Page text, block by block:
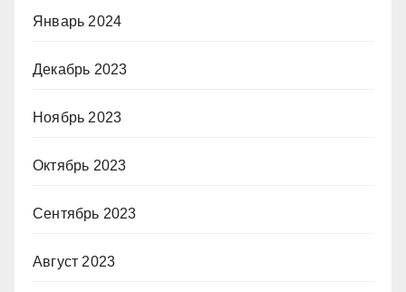
Январь 2024
Декабрь 2023
Ноябрь 2023
Октябрь 2023
Сентябрь 2023
Август 2023